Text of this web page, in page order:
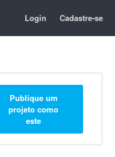
Login Cadastre-se
Publique um
projeto como
este